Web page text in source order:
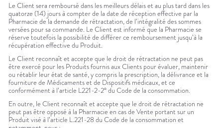
Le Client sera remboursé dans les meilleurs délais et au plus tard dans les
quatorze (14) jours à compter de la date de réception effective par la
Pharmacie de la demande de rétractation, de l’intégralité des sommes
versées pour sa commande. Le Client est informé que la Pharmacie se
réserve toutefois la possibilité de différer ce remboursement jusqu’à la
récupération effective du Produit.
Le Client reconnaît et accepte que le droit de rétractation ne peut pas
être exercé pour les Produits fournis aux Clients pour évaluer, maintenir
ou rétablir leur état de santé, y compris la prescription, la délivrance et la
fourniture de Médicaments et de Dispositifs médicaux, et ce
conformément à l’article L221-2-2° du Code de la consommation.
En outre, le Client reconnaît et accepte que le droit de rétractation ne
peut pas être opposé à la Pharmacie en cas de Vente portant sur un
Produit visé à l’article L.221-28 du Code de la consommation et